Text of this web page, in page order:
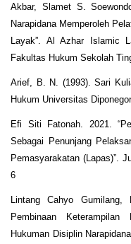
Akbar, Slamet S.
Narapidana Memperoleh
Layak”. Al Azhar Islamic
Fakultas Hukum Sekolah
Arief, B. N. (1993). Sari
Hukum Universitas
Efi Siti Fatonah. 2021.
Sebagai Penunjang
Pemasyarakatan (Lapas)”.
6
Lintang Cahyo Gumilang,
Pembinaan
Hukuman Disiplin